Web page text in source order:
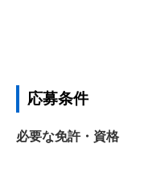
応募条件
必要な免許・資格